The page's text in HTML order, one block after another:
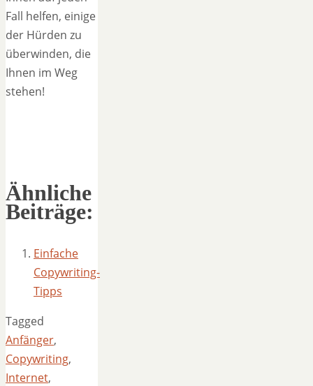
Fall helfen, einige
der Hürden zu
überwinden, die
Ihnen im Weg
stehen!
Ähnliche
Beiträge:
Einfache
Copywriting-
Tipps
Tagged
Anfänger,
Copywriting,
Internet,